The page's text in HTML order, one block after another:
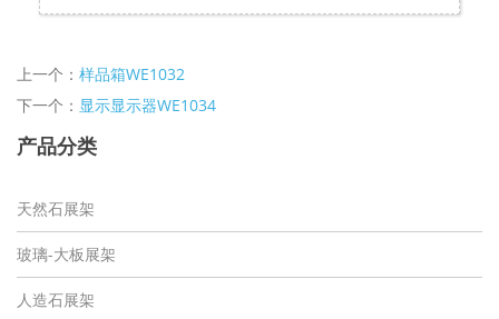
上一个： 样品箱WE1032
下一个： 显示显示器WE1034
产品分类
天然石展架
玻璃-大板展架
人造石展架